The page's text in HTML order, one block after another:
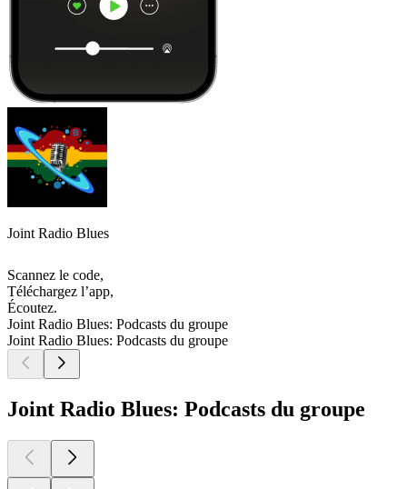
Joint Radio Blues
Scannez le code,
Téléchargez l’app,
Écoutez.
Joint Radio Blues: Podcasts du groupe
Joint Radio Blues: Podcasts du groupe
Joint Radio Blues: Podcasts du groupe